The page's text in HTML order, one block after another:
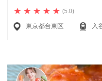
(5.0)
東京都台東区 入